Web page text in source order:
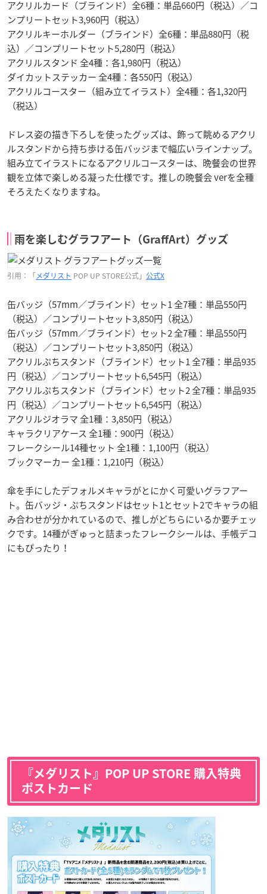
アクリルカード（ブラインド）全6種：単品660円（税込）／コ
ンプリートセット3,960円（税込）
アクリルキーホルダー（ブラインド）全6種：単品880円（税
込）／コンプリートセット5,280円（税込）
アクリルスタンド 全4種：各1,980円（税込）
ダイカットステッカー 全4種：各550円（税込）
アクリルコースター（組み立てイラスト）全4種：各1,320円
（税込）
ドレス姿の描き下ろしを使ったグッズは、飾って眺めるアクリ
ルスタンドから持ち歩ける缶バッジまで幅広いラインナップ。
組み立てイラストになるアクリルコースターは、晩餐会の世界
観を立体で楽しめる凝った仕様です。推しの晩餐会 verを全種
そろえたくなりますね。
雨を楽しむグラフアート（GraffArt）グッズ
引用：「メダリスト POP UP STORE公式」 公式X
缶バッジ（57mm／ブラインド）セット1 全7種：単品550円
（税込）／コンプリートセット3,850円（税込）
缶バッジ（57mm／ブラインド）セット2 全7種：単品550円
（税込）／コンプリートセット3,850円（税込）
アクリルぷちスタンド（ブラインド）セット1 全7種：単品935
円（税込）／コンプリートセット6,545円（税込）
アクリルぷちスタンド（ブラインド）セット2 全7種：単品935
円（税込）／コンプリートセット6,545円（税込）
アクリルジオラマ 全1種：3,850円（税込）
キャラクリアケース 全1種：900円（税込）
フレークシール14種セット 全1種：1,100円（税込）
ブックマーカー 全1種：1,210円（税込）
傘を手にしたデフォルメキャラがとにかく可愛いグラフアー
ト。缶バッジ・ぷちスタンドはセット1とセット2でキャラの組
み合わせが分かれているので、推しがどちらにいるか要チェッ
クです。14種がぎゅっと詰まったフレークシールは、手帳デコ
にもぴったり！
『メダリスト』POP UP STORE 購入特典
ポストカード